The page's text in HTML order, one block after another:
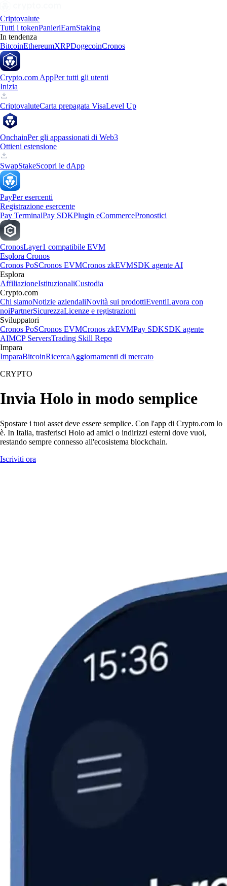
Criptovalute
Tutti i tokenPanieriEarnStaking
In tendenza
BitcoinEthereumXRPDogecoinCronos
Crypto.com AppPer tutti gli utenti
Inizia
CriptovaluteCarta prepagata VisaLevel Up
OnchainPer gli appassionati di Web3
Ottieni estensione
SwapStakeScopri le dApp
PayPer esercenti
Registrazione esercente
Pay TerminalPay SDKPlugin eCommercePronostici
CronosLayer1 compatibile EVM
Esplora Cronos
Cronos PoSCronos EVMCronos zkEVMSDK agente AI
Esplora
AffiliazioneIstituzionaliCustodia
Crypto.com
Chi siamoNotizie aziendaliNovità sui prodottiEventiLavora con
noiPartnerSicurezzaLicenze e registrazioni
Sviluppatori
Cronos PoSCronos EVMCronos zkEVMPay SDKSDK agente
AIMCP ServersTrading Skill Repo
Impara
ImparaBitcoinRicercaAggiornamenti di mercato
CRYPTO
Invia Holo in modo semplice
Spostare i tuoi asset deve essere semplice. Con l'app di Crypto.com lo
è. In Italia, trasferisci Holo ad amici o indirizzi esterni dove vuoi,
restando sempre connesso all'ecosistema blockchain.
Iscriviti ora